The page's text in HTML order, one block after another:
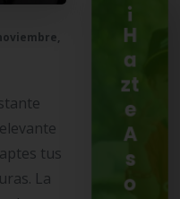
tus
La
¡
H
a
zt
e
A
s
o